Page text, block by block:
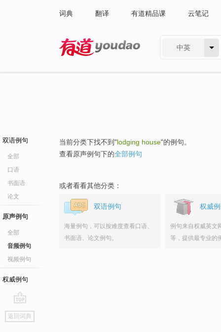
词典 翻译 有道精品课 云笔记
中英
双语例句
全部
口语
书面语
论文
原声例句
全部
音频例句
视频例句
权威例句
go
top
返回词典
当前分类下找不到"lodging house"的例句。
查看原声例句下的全部例句
或者看看其他分类：
双语例句
海量例句，可以按难度查看口语、
书面语、论文例句。
权威
例句来自权威英文
等，提供最专业的